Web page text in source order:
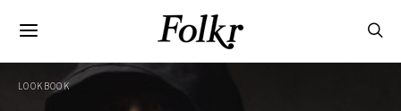
LOOKBOOK